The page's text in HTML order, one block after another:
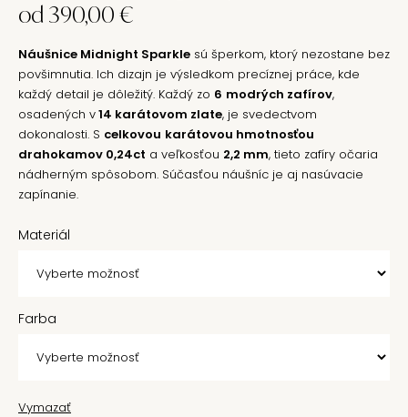
od 390,00 €
Náušnice Midnight Sparkle sú šperkom, ktorý nezostane bez
povšimnutia. Ich dizajn je výsledkom precíznej práce, kde
každý detail je dôležitý. Každý zo 6 modrých zafírov,
osadených v14 karátovom zlate, je svedectvom
dokonalosti. S celkovou karátovou hmotnosťou
drahokamov 0,24ct a veľkosťou 2,2 mm, tieto zafíry očaria
nádherným spôsobom. Súčasťou náušníc je aj nasúvacie
zapínanie.
Materiál
Farba
Vymazať